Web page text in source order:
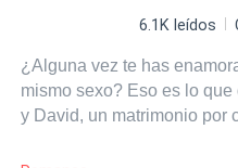
6.1K leídos
¿Alguna vez te has
mismo sexo? Eso es lo
y David, un matrimonio por